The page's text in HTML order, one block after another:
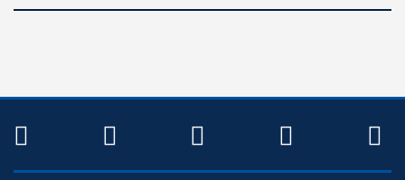
TWITTERFACEBOOKINSTAGRAM